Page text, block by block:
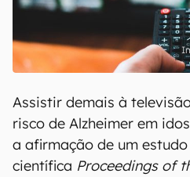
Assistir demais à
risco de Alzheimer em
a afirmação de um
científica Proceedings of